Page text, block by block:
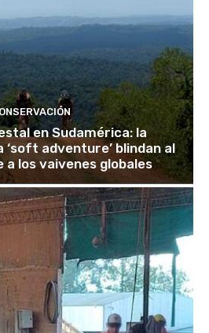
en Sudamérica: la
‘soft adventure’ blindan al
los vaivenes globales